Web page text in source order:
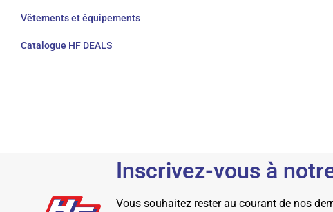
Vêtements et équipements
Catalogue HF DEALS
Inscrivez-vous à
Vous souhaitez rester au courant de nos